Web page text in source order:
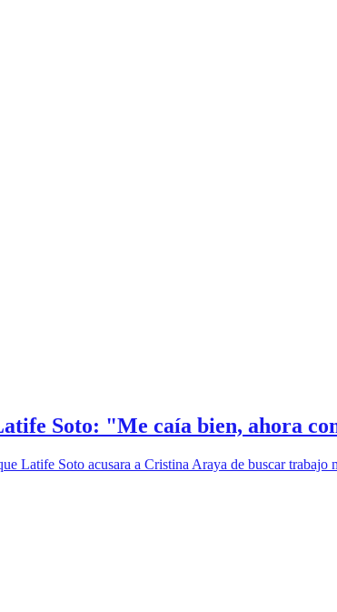
Soto: "Me caía bien, ahora
Latife Soto acusara a Cristina Araya de buscar